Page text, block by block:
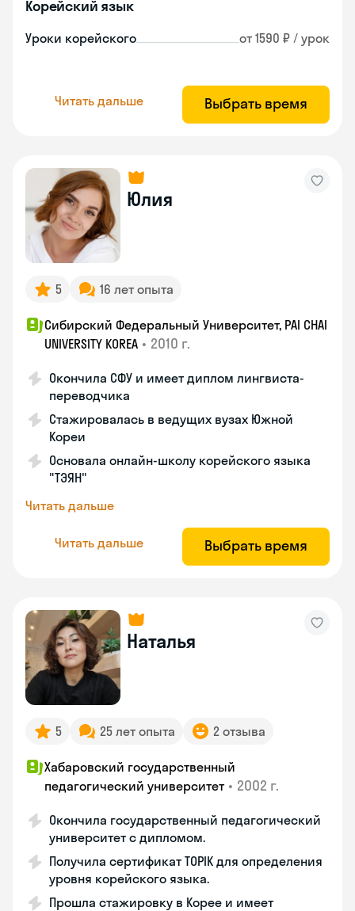
Корейский язык
Уроки корейского от 1590 ₽ / урок
Читать дальше Выбрать время
Юлия
5 16 лет опыта
Сибирский Федеральный Университет, PAI CHAI
UNIVERSITY KOREA • 2010 г.
Окончила СФУ и имеет диплом лингвиста-
переводчика
Стажировалась в ведущих вузах Южной
Кореи
Основала онлайн-школу корейского языка
"ТЭЯН"
Читать дальше
Читать дальше Выбрать время
Наталья
5 25 лет опыта 2 отзыва
Хабаровский государственный
педагогический университет • 2002 г.
Окончила государственный педагогический
университет с дипломом.
Получила сертификат TOPIK для определения
уровня корейского языка.
Прошла стажировку в Корее и имеет